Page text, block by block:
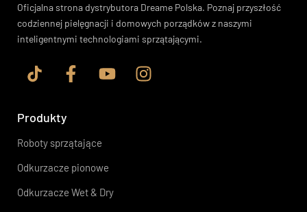
Oficjalna strona dystrybutora Dreame Polska. Poznaj przyszłość
codziennej pielęgnacji i domowych porządków z naszymi
inteligentnymi technologiami sprzątającymi.
Produkty
Roboty sprzątające
Odkurzacze pionowe
Odkurzacze Wet & Dry